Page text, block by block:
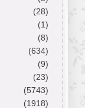
(28)
(1)
(8)
(634)
(9)
(23)
(5743)
(1918)